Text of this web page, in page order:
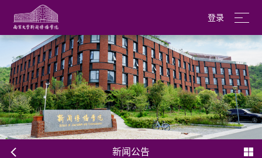
登录
English
新闻公告